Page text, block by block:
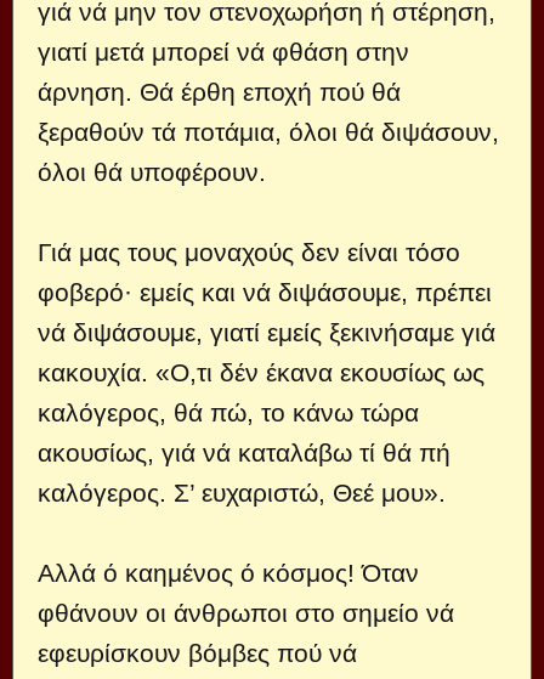
γιά νά μην τον στενοχωρήση ή στέρηση,
γιατί μετά μπορεί νά φθάση στην
άρνηση. Θά έρθη εποχή πού θά
ξεραθούν τά ποτάμια, όλοι θά διψάσουν,
όλοι θά υποφέρουν.
Γιά μας τους μοναχούς δεν είναι τόσο
φοβερό· εμείς και νά διψάσουμε, πρέπει
νά διψάσουμε, γιατί εμείς ξεκινήσαμε γιά
κακουχία. «Ο,τι δέν έκανα εκουσίως ως
καλόγερος, θά πώ, το κάνω τώρα
ακουσίως, γιά νά καταλάβω τί θά πή
καλόγερος. Σ’ ευχαριστώ, Θεέ μου».
Αλλά ό καημένος ό κόσμος! Όταν
φθάνουν οι άνθρωποι στο σημείο νά
εφευρίσκουν βόμβες πού νά